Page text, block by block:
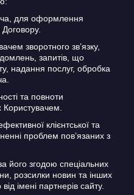
для оформлення
зворотного зв’язку,
запитів, що
надання послуг, обробка
та повноти
клієнтської та
проблем пов’язаних з
його згодою спеціальних
розсилки новин та інших
імені партнерів сайту.